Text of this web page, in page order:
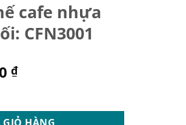
cafe nhựa
CFN3001
₫.
₫Giá
là:
nguyên khối: CFN3001 số lượng